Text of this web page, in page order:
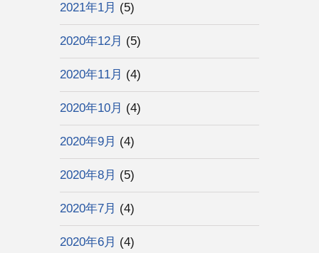
2021年1月 (5)
2020年12月 (5)
2020年11月 (4)
2020年10月 (4)
2020年9月 (4)
2020年8月 (5)
2020年7月 (4)
2020年6月 (4)